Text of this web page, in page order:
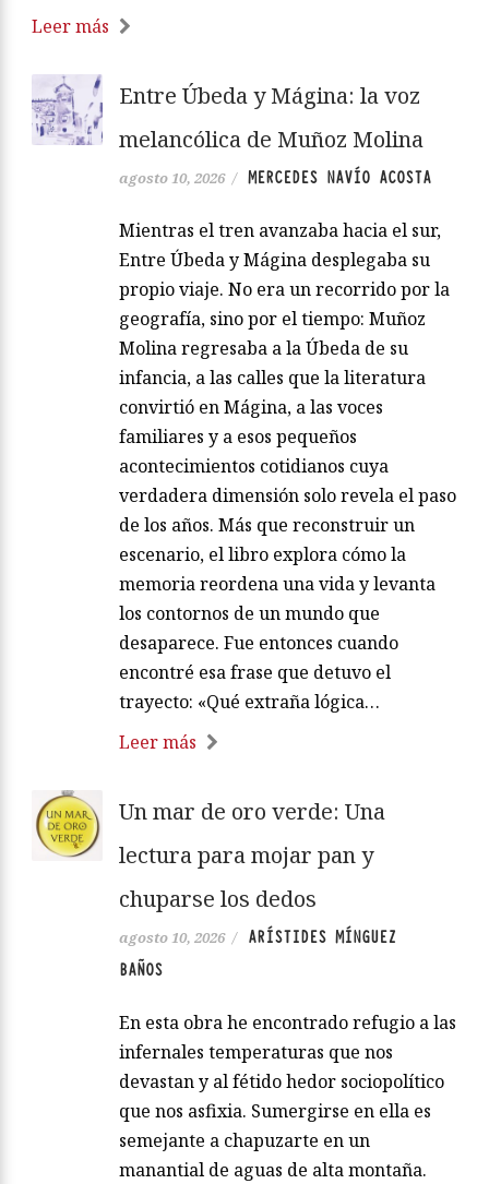
Leer más
Entre Úbeda y Mágina: la voz
melancólica de Muñoz Molina
agosto 10, 2026 / MERCEDES NAVÍO ACOSTA
Mientras el tren avanzaba hacia el sur,
Entre Úbeda y Mágina desplegaba su
propio viaje. No era un recorrido por la
geografía, sino por el tiempo: Muñoz
Molina regresaba a la Úbeda de su
infancia, a las calles que la literatura
convirtió en Mágina, a las voces
familiares y a esos pequeños
acontecimientos cotidianos cuya
verdadera dimensión solo revela el paso
de los años. Más que reconstruir un
escenario, el libro explora cómo la
memoria reordena una vida y levanta
los contornos de un mundo que
desaparece. Fue entonces cuando
encontré esa frase que detuvo el
trayecto: «Qué extraña lógica…
Leer más
Un mar de oro verde: Una
lectura para mojar pan y
chuparse los dedos
agosto 10, 2026 /
ARÍSTIDES MÍNGUEZ
BAÑOS
En esta obra he encontrado refugio a las
infernales temperaturas que nos
devastan y al fétido hedor sociopolítico
que nos asfixia. Sumergirse en ella es
semejante a chapuzarte en un
manantial de aguas de alta montaña.